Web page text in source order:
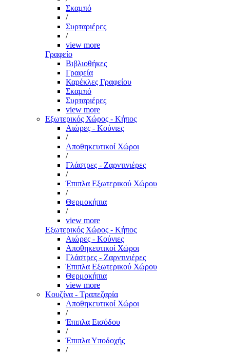
Σκαμπό
/
Συρταριέρες
/
view more
Γραφείο
Βιβλιοθήκες
Γραφεία
Καρέκλες Γραφείου
Σκαμπό
Συρταριέρες
view more
Εξωτερικός Χώρος - Κήπος
Αιώρες - Κούνιες
/
Αποθηκευτικοί Χώροι
/
Γλάστρες - Ζαρντινιέρες
/
Έπιπλα Εξωτερικού Χώρου
/
Θερμοκήπια
/
view more
Εξωτερικός Χώρος - Κήπος
Αιώρες - Κούνιες
Αποθηκευτικοί Χώροι
Γλάστρες - Ζαρντινιέρες
Έπιπλα Εξωτερικού Χώρου
Θερμοκήπια
view more
Κουζίνα - Τραπεζαρία
Αποθηκευτικοί Χώροι
/
Έπιπλα Εισόδου
/
Έπιπλα Υποδοχής
/